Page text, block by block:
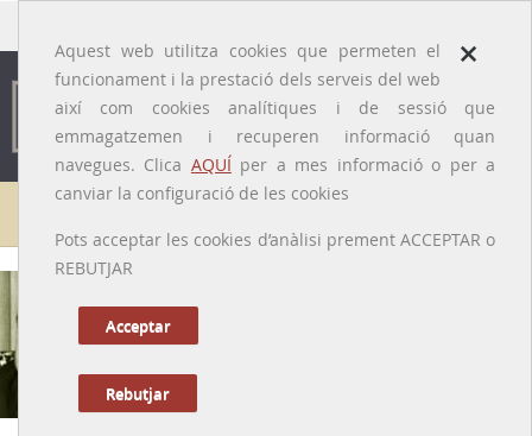
×
Aquest web utilitza cookies que permeten el
funcionament i la prestació dels serveis del web
així com cookies analítiques i de sessió que
emmagatzemen i recuperen informació quan
navegues. Clica AQUÍper a mes informació o per a
canviar la configuració de les cookies
Pots acceptar les cookies d’anàlisi prement ACCEPTAR o
REBUTJAR
Acceptar
Rebutjar
Galeria de metges
[Girona, 1927 – Llambilles, 2002]